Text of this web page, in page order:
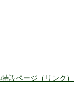
設ページ（リンク）